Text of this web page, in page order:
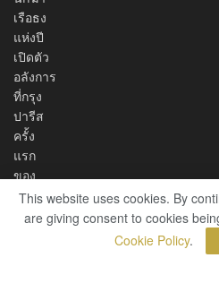
This website uses cookies. By
are giving consent to cookies
Cookie Policy.